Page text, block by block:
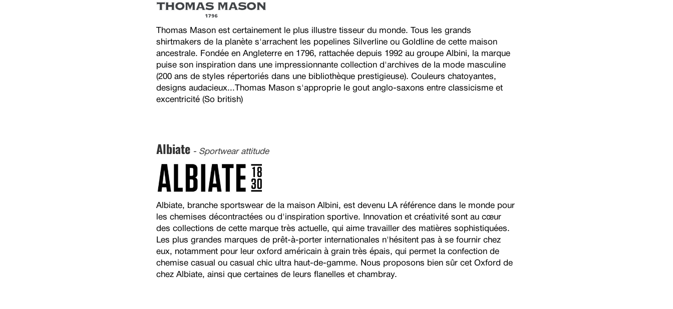
Thomas Mason est certainement le plus illustre tisseur du monde. Tous les grands
shirtmakers de la planète s'arrachent les popelines Silverline ou Goldline de cette maison
ancestrale. Fondée en Angleterre en 1796, rattachée depuis 1992 au groupe Albini, la marque
puise son inspiration dans une impressionnante collection d'archives de la mode masculine
(200 ans de styles répertoriés dans une bibliothèque prestigieuse). Couleurs chatoyantes,
designs audacieux...Thomas Mason s'approprie le gout anglo-saxons entre classicisme et
excentricité (So british)
Albiate - Sportwear attitude
Albiate, branche sportswear de la maison Albini, est devenu LA référence dans le monde pour
les chemises décontractées ou d'inspiration sportive. Innovation et créativité sont au cœur
des collections de cette marque très actuelle, qui aime travailler des matières sophistiquées.
Les plus grandes marques de prêt-à-porter internationales n'hésitent pas à se fournir chez
eux, notamment pour leur oxford américain à grain très épais, qui permet la confection de
chemise casual ou casual chic ultra haut-de-gamme. Nous proposons bien sûr cet Oxford de
chez Albiate, ainsi que certaines de leurs flanelles et chambray.